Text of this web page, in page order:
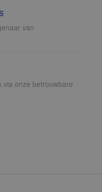
van
via onze betrouwbare